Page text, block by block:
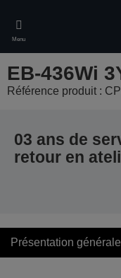
main
content
Menu
EB-436Wi
Référence produit :
03 ans de
retour en
Présentation générale